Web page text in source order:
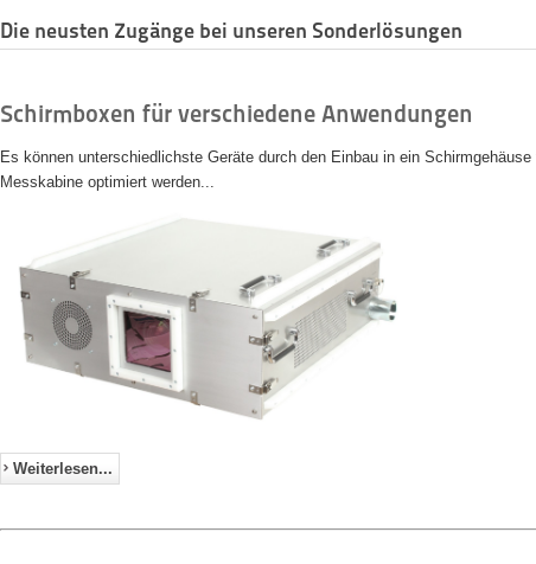
Die neusten Zugänge bei unseren Sonderlösungen
Schirmboxen für verschiedene Anwendungen
Es können unterschiedlichste Geräte durch den Einbau in ein
Messkabine optimiert werden...
Weiterlesen...